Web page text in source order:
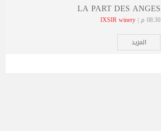
LA PART DES ANGES
08:30 م |
IXSIR winery
المزيد